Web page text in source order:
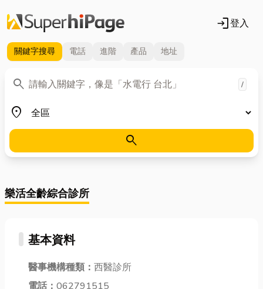
login登入
關鍵字搜尋 電話 進階 產品 地址
search
關鍵字 /
place
地區
search
樂活全齡綜合診所
基本資料
醫事機構種類： 西醫診所
電話： 062791515